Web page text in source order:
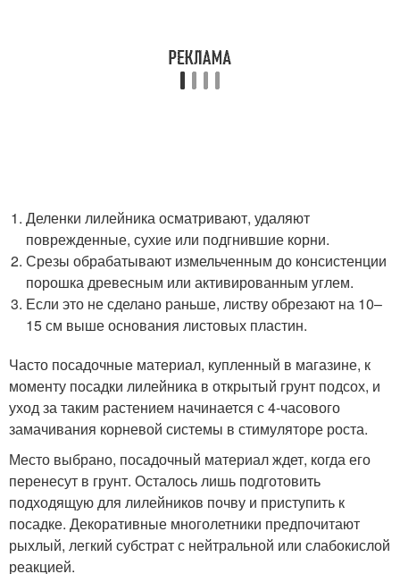
Деленки лилейника осматривают, удаляют
поврежденные, сухие или подгнившие корни.
Срезы обрабатывают измельченным до консистенции
порошка древесным или активированным углем.
Если это не сделано раньше, листву обрезают на 10–
15 см выше основания листовых пластин.
Часто посадочные материал, купленный в магазине, к
моменту посадки лилейника в открытый грунт подсох, и
уход за таким растением начинается с 4-часового
замачивания корневой системы в стимуляторе роста.
Место выбрано, посадочный материал ждет, когда его
перенесут в грунт. Осталось лишь подготовить
подходящую для лилейников почву и приступить к
посадке. Декоративные многолетники предпочитают
рыхлый, легкий субстрат с нейтральной или слабокислой
реакцией.